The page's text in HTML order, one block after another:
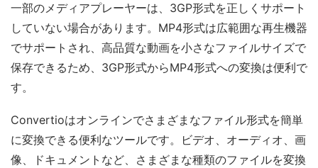
一部のメディアプレーヤーは、3GP形式を正しくサポート
していない場合があります。MP4形式は広範囲な再生機器
でサポートされ、高品質な動画を小さなファイルサイズで
保存できるため、3GP形式からMP4形式への変換は便利で
す。
Convertioはオンラインでさまざまなファイル形式を簡単
に変換できる便利なツールです。ビデオ、オーディオ、画
像、ドキュメントなど、さまざまな種類のファイルを変換